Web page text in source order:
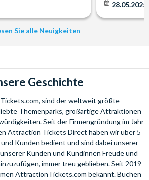
28.05.2025
Sie alle Neuigkeiten
Geschichte
sind der weltweit größte
Themenparks, großartige Attraktionen
Seit der Firmengründung im Jahr
Attraction Tickets Direct haben wir über 5
Kunden bedient und sind dabei unserer
Kunden und Kundinnen Freude und
immer treu geblieben. Seit 2019
AttractionTickets.com bekannt. Buchen